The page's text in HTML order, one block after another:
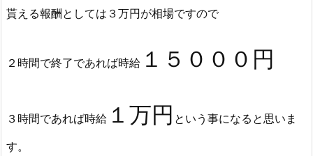
貰える報酬としては３万円が相場ですので
２時間で終了であれば時給 １５０００円
３時間であれば時給 １万円 という事になると思いま
す。